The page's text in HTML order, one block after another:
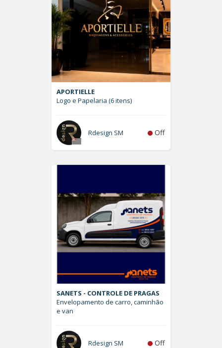
APORTIELLE
Logo e Papelaria (6 itens)
Rdesign SM Off
SANETS - CONTROLE DE PRAGAS
Envelopamento de carro, caminhão
e van
Rdesign SM Off